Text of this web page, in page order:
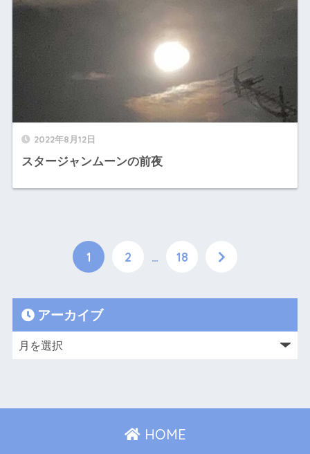
2022年8月12日
スタージャンムーンの前夜
1 2 … 18
アーカイブ
HOME